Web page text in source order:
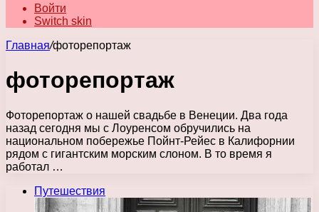
Войти
Switch skin
Главная/фоторепортаж
фоторепортаж
Фоторепортаж о нашей свадьбе в Венеции. Два года
назад сегодня мы с Лоуренсом обручились на
национальном побережье Пойнт-Рейес в Калифорнии
рядом с гигантским морским слоном. В то время я
работал …
Путешествия